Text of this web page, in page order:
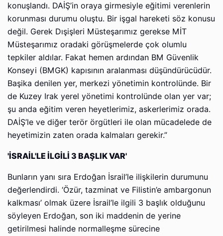
konuşlandı. DAİŞ’in oraya girmesiyle eğitimi verenlerin
korunması durumu oluştu. Bir işgal hareketi söz konusu
değil. Gerek Dışişleri Müsteşarımız gerekse MİT
Müsteşarımız oradaki görüşmelerde çok olumlu
tepkiler aldılar. Fakat hemen ardından BM Güvenlik
Konseyi (BMGK) kapısının aralanması düşündürücüdür.
Başika denilen yer, merkezi yönetimin kontrolünde. Bir
de Kuzey Irak yerel yönetimi kontrolünde olan yer var;
şu anda eğitim veren heyetlerimiz, askerlerimiz orada.
DAİŞ’le ve diğer terör örgütleri ile olan mücadelede de
heyetimizin zaten orada kalmaları gerekir.”
'İSRAİL'LE İLGİLİ 3 BAŞLIK VAR'
Bunların yanı sıra Erdoğan İsrail’le ilişkilerin durumunu
değerlendirdi. ‘Özür, tazminat ve Filistin’e ambargonun
kalkması’ olmak üzere İsrail’le ilgili 3 başlık olduğunu
söyleyen Erdoğan, son iki maddenin de yerine
getirilmesi halinde normalleşme sürecine